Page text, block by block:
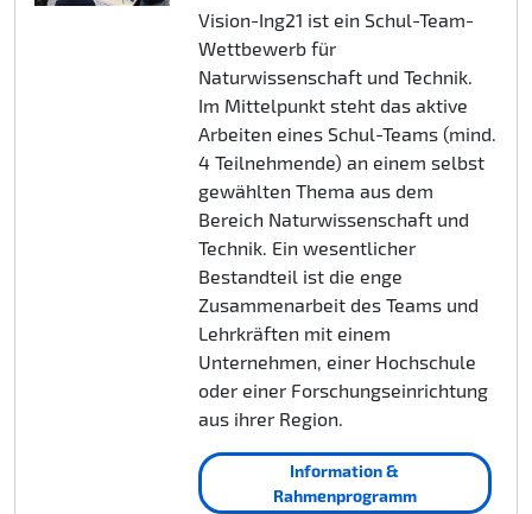
Vision-Ing21 ist ein Schul-Team-
Wettbewerb für
Naturwissenschaft und Technik.
Im Mittelpunkt steht das aktive
Arbeiten eines Schul-Teams (mind.
4 Teilnehmende) an einem selbst
gewählten Thema aus dem
Bereich Naturwissenschaft und
Technik. Ein wesentlicher
Bestandteil ist die enge
Zusammenarbeit des Teams und
Lehrkräften mit einem
Unternehmen, einer Hochschule
oder einer Forschungseinrichtung
aus ihrer Region.
Information &
Rahmenprogramm